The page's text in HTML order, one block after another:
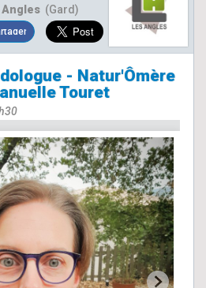
Angles (Gard)
- Natur'Ômère
Touret